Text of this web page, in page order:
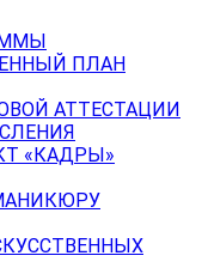
ПЛАН
АТТЕСТАЦИИ
«КАДРЫ»